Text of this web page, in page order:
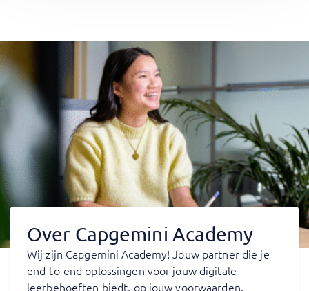
Over Capgemini Academy
Wij zijn Capgemini Academy! Jouw partner die je
end-to-end oplossingen voor jouw digitale
leerbehoeften biedt, op jouw voorwaarden.